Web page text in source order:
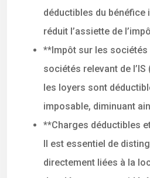
déductibles du bénéfice
réduit l’assiette de
**Impôt sur les sociétés
sociétés relevant de l’IS
les loyers sont
imposable, diminuant
**Charges déductibles
Il est essentiel de
directement liées à la